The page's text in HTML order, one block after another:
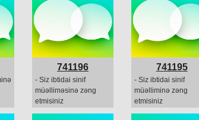
741196
- Siz ibtidai sinif
müəlliməsinə zəng
etmisiniz
741195
- Siz ibtidai sinif
müəlliminə zəng
etmisiniz